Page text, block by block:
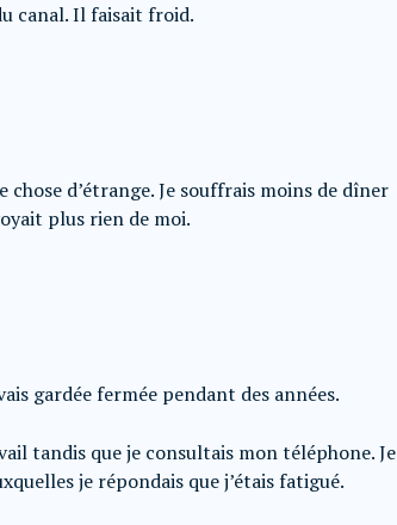
canal. Il faisait froid.
d’étrange. Je souffrais moins de dîner
plus rien de moi.
gardée fermée pendant des années.
tandis que je consultais mon téléphone. Je
je répondais que j’étais fatigué.